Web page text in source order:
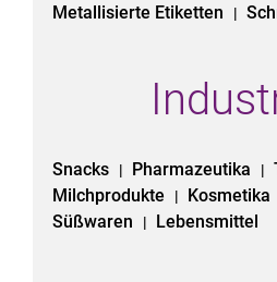
Metallisierte Etiketten |
Snacks | Pharmazeutika |
Milchprodukte | Kosmetika
Süßwaren | Lebensmittel